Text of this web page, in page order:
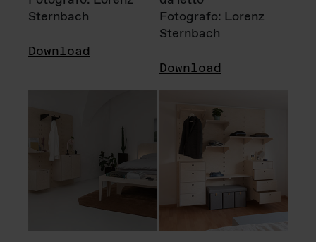
Sternbach
Download
Fotografo: Lorenz
Sternbach
Download